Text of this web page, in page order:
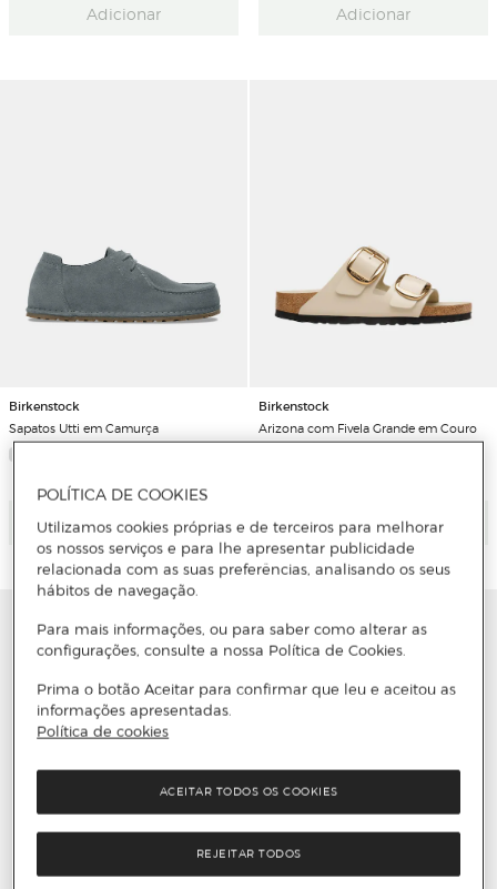
Adicionar Adicionar
Birkenstock
Sapatos Utti em Camurça
Adicionar
Birkenstock
Arizona com Fivela Grande em Couro
Natural Esmaltado
Adicionar
POLÍTICA DE COOKIES
Utilizamos cookies próprias e de terceiros para melhorar
os nossos serviços e para lhe apresentar publicidade
relacionada com as suas preferências, analisando os seus
hábitos de navegação.
Para mais informações, ou para saber como alterar as
configurações, consulte a nossa Política de Cookies.
Prima o botão Aceitar para confirmar que leu e aceitou as
informações apresentadas.
Política de cookies
REJEITAR TODOS
ACEITAR TODOS OS COOKIES